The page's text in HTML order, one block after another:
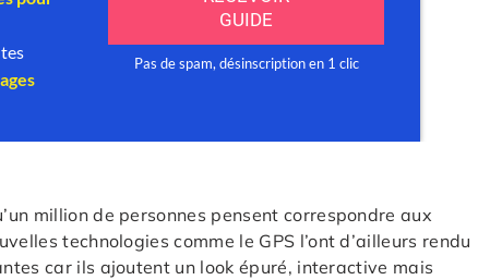
million de personnes pensent correspondre aux
technologies comme le GPS l’ont d’ailleurs rendu
car ils ajoutent un look épuré, interactive mais